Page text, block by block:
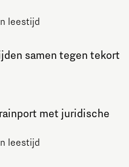
leestijd
samen tegen tekort
met juridische
leestijd